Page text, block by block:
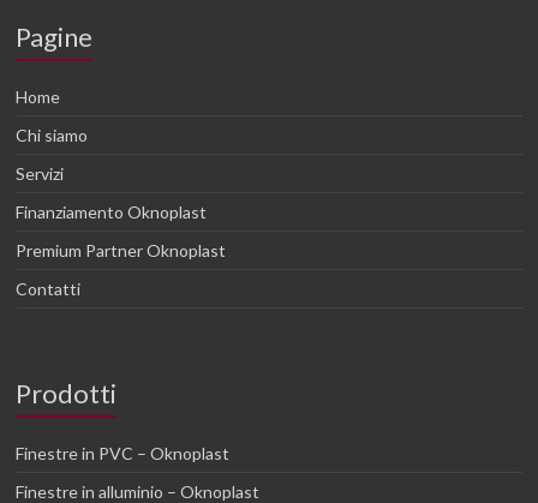
Pagine
Home
Chi siamo
Servizi
Finanziamento Oknoplast
Premium Partner Oknoplast
Contatti
Prodotti
Finestre in PVC – Oknoplast
Finestre in alluminio – Oknoplast